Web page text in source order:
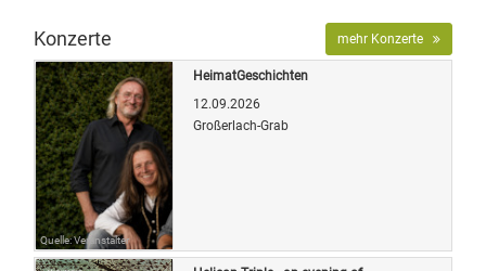
Konzerte mehr Konzerte
Quelle: Veranstalter
HeimatGeschichten
12.09.2026
Großerlach-Grab